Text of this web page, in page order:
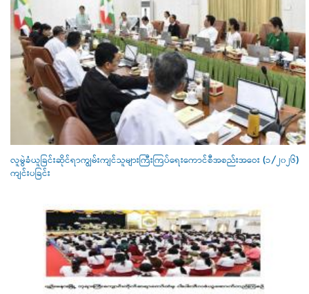
လူမွဲခံယူခြင်းဆိုင်ရာကျွမ်းကျင်သူများကြီးကြပ်ရေးကောင်စီအစည်းအဝေး (၁/၂၀၂၆)
ကျင်းပခြင်း